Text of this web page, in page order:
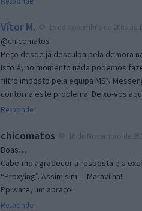
Vítor M.
@chicomatos
Peço desde já desculpa pela demora
Isto é, no momento nada podemos
filtro imposto pela equipa MSN
contorna este problema. Deixo-vos
Responder
chicomatos
Boas…
Cabe-me agradecer a resposta e a
“Proxying”. Assim sim… Maravilha!
Pplware, um abraço!
Responder